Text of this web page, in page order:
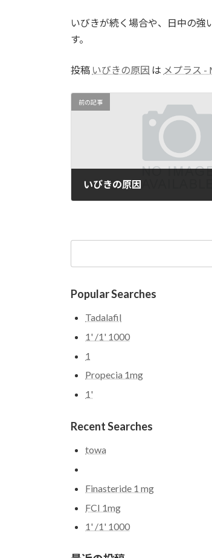
いびきが続く場合や、日中の強
す。
投稿 いびきの原因 は メプラス -
前の記事
いびきの原因
Popular Searches
Tadalafil
1' /1' 1000
1
Propecia 1mg
1'
Recent Searches
towa
Finasteride 1 mg
FCI 1mg
1' /1' 1000